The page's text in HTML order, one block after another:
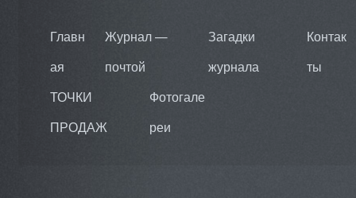
Главн
ая
Журнал —
почтой
Загадки
журнала
Контак
ты
ТОЧКИ
ПРОДАЖ
Фотогале
реи